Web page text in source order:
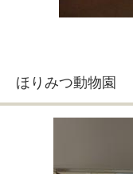
ほりみつ動物園